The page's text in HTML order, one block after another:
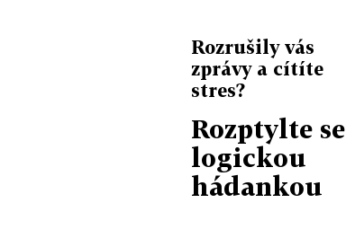
Rozrušily vás
zprávy a cítíte
stres?
Rozptylte se
logickou
hádankou